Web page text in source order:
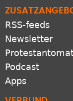
RSS-feeds
Newsletter
Protestantomat
Podcast
Apps